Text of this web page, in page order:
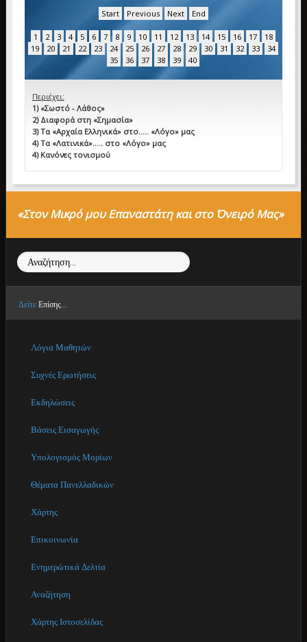
Start Previous Next End
1 2 3 4 5 6 7 8 9 10 11 12 13 14 15 16 17
18
19
20 21 22 23 24 25 26 27 28 29 30 31 32 33
34
35
36 37 38 39 40
Περιέχει:
1) «Σωστό - Λάθος»
2) Διαφορά στη «Σημασία»
3) Τα «Αρχαία Ελληνικά» στο….. «Λόγο» μας
4) Τα «Λατινικά»….. στο «Λόγο» μας
4) Κανόνες τονισμού
«Στον Μικρό μου Επαναστάτη και στο Όνειρό Μας»
Αναζήτηση...
Δείτε Επίσης...
Λόγια Μαθητών
Συχνές Ερωτήσεις
Εκδηλώσεις
Βάσεις Εισαγωγής
Υπολογισμός Μορίων
Θέματα Πανελλαδικών
Χάρτης
Επικοινωνία
Ενημερώτικά Δελτία
Αναζήτηση
Χάρτης Ιστοσελίδας